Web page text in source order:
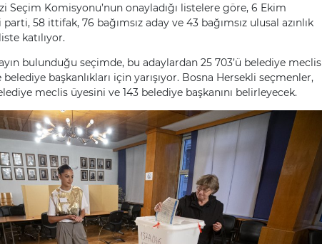
Seçim Komisyonu’nun onayladığı listelere göre, 6 Ekim
58 ittifak, 76 bağımsız aday ve 43 bağımsız ulusal azınlık
katılıyor.
bulunduğu seçimde, bu adaylardan 25 703’ü belediye meclis
belediye başkanlıkları için yarışıyor. Bosna Hersekli seçmenler,
meclis üyesini ve 143 belediye başkanını belirleyecek.